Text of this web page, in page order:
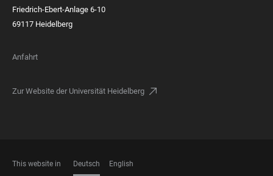
Friedrich-Ebert-Anlage 6-10
69117 Heidelberg
Anfahrt
Zur Website der Universität Heidelberg
This website in Deutsch English